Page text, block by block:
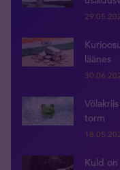
läänes
torm
Kuld on